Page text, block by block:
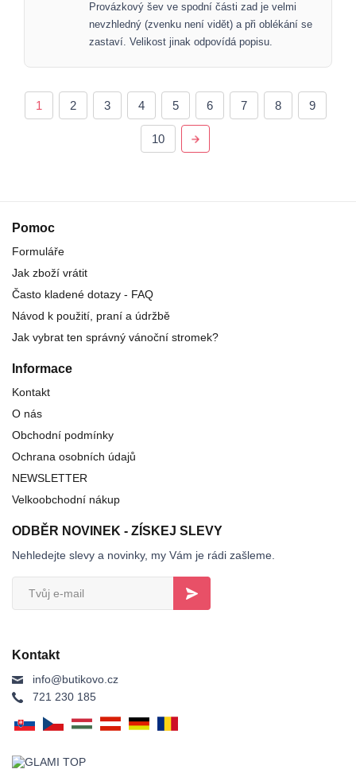
Provázkový šev ve spodní části zad je velmi
nevzhledný (zvenku není vidět) a při oblékání se
zastaví. Velikost jinak odpovídá popisu.
1 2 3 4 5 6 7 8 9
10
Pomoc
Formuláře
Jak zboží vrátit
Často kladené dotazy - FAQ
Návod k použití, praní a údržbě
Jak vybrat ten správný vánoční stromek?
Informace
Kontakt
O nás
Obchodní podmínky
Ochrana osobních údajů
NEWSLETTER
Velkoobchodní nákup
ODBĚR NOVINEK - ZÍSKEJ SLEVY
Nehledejte slevy a novinky, my Vám je rádi zašleme.
Kontakt
info@butikovo.cz
721 230 185